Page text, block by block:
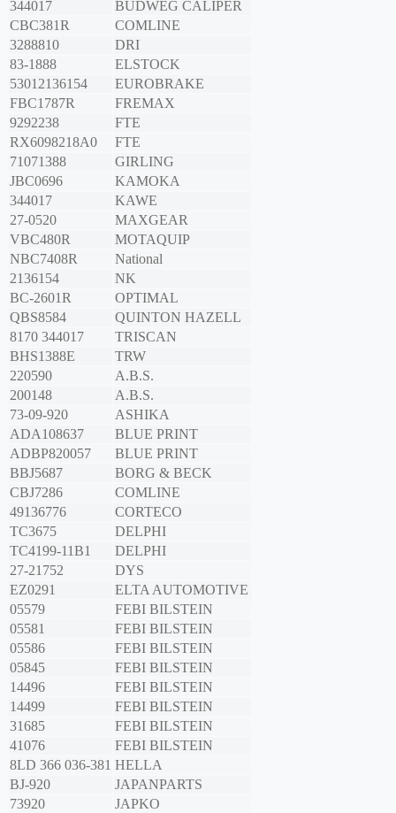
344017
BUDWEG CALIPER
CBC381R
COMLINE
3288810
DRI
83-1888
ELSTOCK
53012136154
EUROBRAKE
FBC1787R
FREMAX
9292238
FTE
RX6098218A0
FTE
71071388
GIRLING
JBC0696
KAMOKA
344017
KAWE
27-0520
MAXGEAR
VBC480R
MOTAQUIP
NBC7408R
National
2136154
NK
BC-2601R
OPTIMAL
QBS8584
QUINTON HAZELL
8170 344017
TRISCAN
BHS1388E
TRW
220590
A.B.S.
200148
A.B.S.
73-09-920
ASHIKA
ADA108637
BLUE PRINT
ADBP820057
BLUE PRINT
BBJ5687
BORG & BECK
CBJ7286
COMLINE
49136776
CORTECO
TC3675
DELPHI
TC4199-11B1
DELPHI
27-21752
DYS
EZ0291
ELTA AUTOMOTIVE
05579
FEBI BILSTEIN
05581
FEBI BILSTEIN
05586
FEBI BILSTEIN
05845
FEBI BILSTEIN
14496
FEBI BILSTEIN
14499
FEBI BILSTEIN
31685
FEBI BILSTEIN
41076
FEBI BILSTEIN
8LD 366 036-381 HELLA
BJ-920
JAPANPARTS
73920
JAPKO